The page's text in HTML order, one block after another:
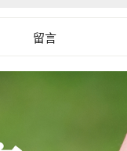
留言